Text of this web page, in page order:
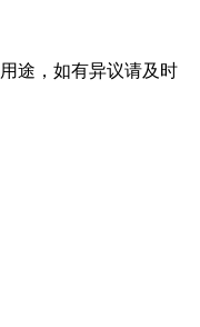
途，如有异议请及时